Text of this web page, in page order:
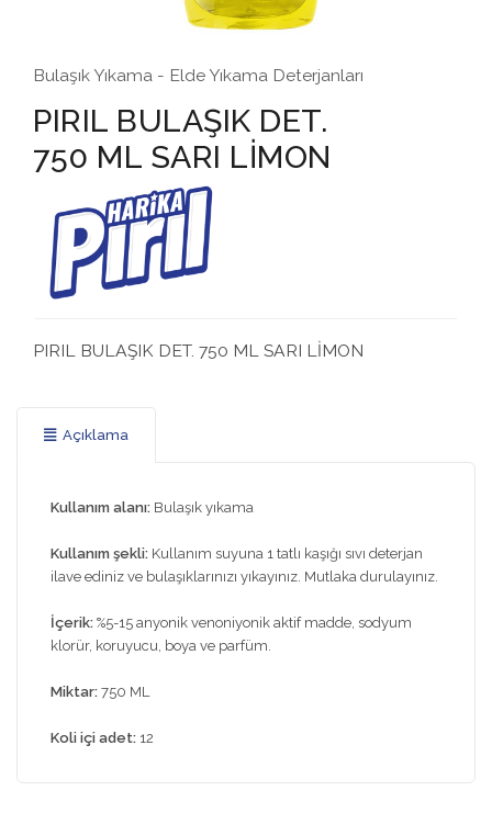
Bulaşık Yıkama - Elde Yıkama Deterjanları
PIRIL BULAŞIK DET.
750 ML SARI LİMON
PIRIL BULAŞIK DET. 750 ML SARI LİMON
Açıklama
Kullanım alanı: Bulaşık yıkama
Kullanım şekli: Kullanım suyuna 1 tatlı kaşığı sıvı deterjan
ilave ediniz ve bulaşıklarınızı yıkayınız. Mutlaka durulayınız.
İçerik: %5-15 anyonik venoniyonik aktif madde, sodyum
klorür, koruyucu, boya ve parfüm.
Miktar: 750 ML
Koli içi adet: 12